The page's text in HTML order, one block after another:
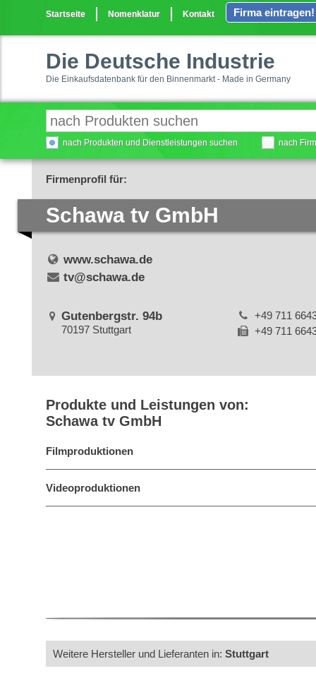
Startseite Nomenklatur Kontakt Firma eintragen!
Die Deutsche Industrie
Die Einkaufsdatenbank für den Binnenmarkt - Made in Germany
nach Produkten und Dienstleistungen suchen nach
Firmenprofil für:
Schawa tv GmbH
www.schawa.de
tv@schawa.de
Gutenbergstr. 94b
70197 Stuttgart
+49 711
+49 711
Produkte und Leistungen von:
Schawa tv GmbH
Filmproduktionen
Videoproduktionen
Weitere Hersteller und Lieferanten in: Stuttgart